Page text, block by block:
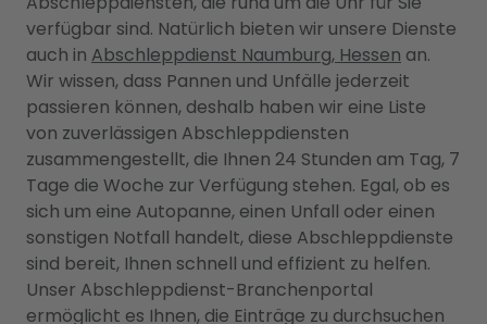
verfügbar sind. Natürlich bieten wir unsere Dienste
auch in Abschleppdienst Naumburg, Hessen an.
Wir wissen, dass Pannen und Unfälle jederzeit
passieren können, deshalb haben wir eine Liste
von zuverlässigen Abschleppdiensten
zusammengestellt, die Ihnen 24 Stunden am Tag, 7
Tage die Woche zur Verfügung stehen. Egal, ob es
sich um eine Autopanne, einen Unfall oder einen
sonstigen Notfall handelt, diese Abschleppdienste
sind bereit, Ihnen schnell und effizient zu helfen.
Unser Abschleppdienst-Branchenportal
ermöglicht es Ihnen, die Einträge zu durchsuchen